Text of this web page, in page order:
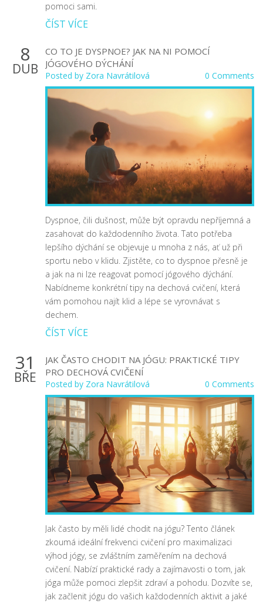
pomoci sami.
ČÍST VÍCE
8
DUB
CO TO JE DYSPNOE? JAK NA NI POMOCÍ
JÓGOVÉHO DÝCHÁNÍ
Posted by Zora Navrátilová 0 Comments
Dyspnoe, čili dušnost, může být opravdu nepříjemná a
zasahovat do každodenního života. Tato potřeba
lepšího dýchání se objevuje u mnoha z nás, ať už při
sportu nebo v klidu. Zjistěte, co to dyspnoe přesně je
a jak na ni lze reagovat pomocí jógového dýchání.
Nabídneme konkrétní tipy na dechová cvičení, která
vám pomohou najít klid a lépe se vyrovnávat s
dechem.
ČÍST VÍCE
31
BŘE
JAK ČASTO CHODIT NA JÓGU: PRAKTICKÉ TIPY
PRO DECHOVÁ CVIČENÍ
Posted by Zora Navrátilová 0 Comments
Jak často by měli lidé chodit na jógu? Tento článek
zkoumá ideální frekvenci cvičení pro maximalizaci
výhod jógy, se zvláštním zaměřením na dechová
cvičení. Nabízí praktické rady a zajímavosti o tom, jak
jóga může pomoci zlepšit zdraví a pohodu. Dozvíte se,
jak začlenit jógu do vašich každodenních aktivit a jaké